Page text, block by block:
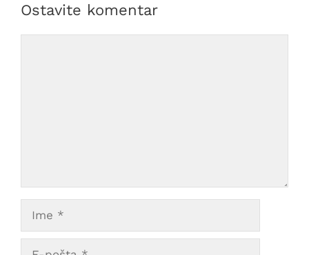
Ostavite komentar